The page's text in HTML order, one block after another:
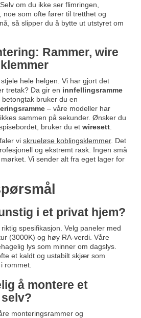
om du ikke ser flimringen,
noe som ofte fører til tretthet og
så slipper du å bytte ut utstyret om
Rammer, wire
hele helgen. Vi har gjort det
tretak? Da gir en innfellingsramme
bruker du en
– våre modeller har
sammen på sekunder. Ønsker du
bruker du et wiresett
vi skrueløse koblingsklemmer. Det
og ekstremt rask. Ingen små
Vi sender alt fra eget lager for
i et privat hjem?
spesifikasjon. Velg paneler med
(3000K) og høy RA-verdi. Våre
lys som minner om dagslys.
et kaldt og ustabilt skjær som
rommet.
å montere et
monteringsrammer og